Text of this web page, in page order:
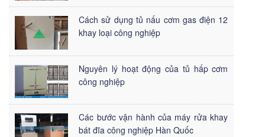
Cách sử dụng tủ nấu cơm gas điện 12
khay loại công nghiệp
Nguyên lý hoạt động của tủ hấp cơm
công nghiệp
Các bước vận hành của máy rửa khay
bát đĩa công nghiệp Hàn Quốc